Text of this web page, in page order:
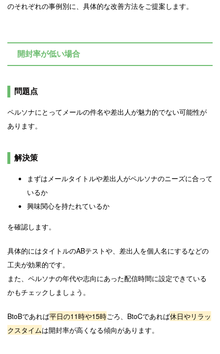
のそれぞれの事例別に、具体的な改善方法をご提案します。
開封率が低い場合
問題点
ペルソナにとってメールの件名や差出人が魅力的でない可能性が
あります。
解決策
まずはメールタイトルや差出人がペルソナのニーズに合って
いるか
興味関心を持たれているか
を確認します。
具体的にはタイトルのABテストや、差出人を個人名にするなどの
工夫が効果的です。
また、ペルソナの年代や志向にあった配信時間に設定できている
かもチェックしましょう。
BtoBであれば平日の11時や15時ごろ、BtoCであれば休日やリラッ
クスタイムは開封率が高くなる傾向があります。